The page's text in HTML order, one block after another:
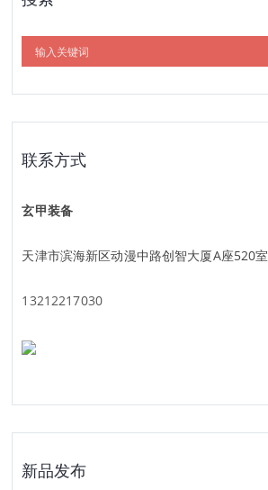
联系方式
玄甲装备
天津市滨海新区动漫中路创智大厦A座520室
13212217030
新品发布